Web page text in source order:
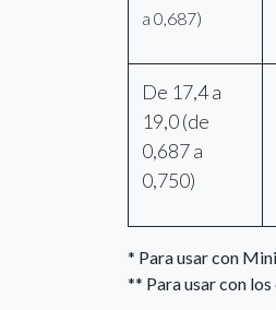
a 0,687)
De 17,4 a
19,0 (de
0,687 a
0,750)
* Para usar con
** Para usar con